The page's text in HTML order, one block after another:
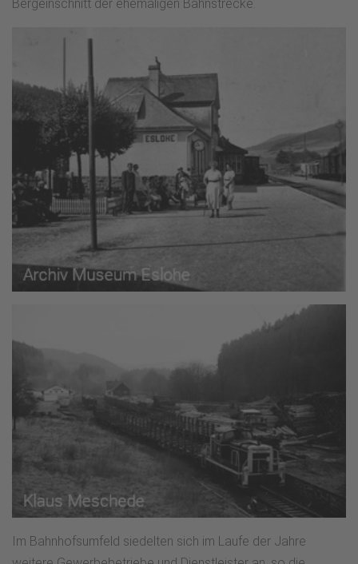
Bergeinschnitt der ehemaligen Bahnstrecke.
Im Bahnhofsumfeld siedelten sich im Laufe der Jahre